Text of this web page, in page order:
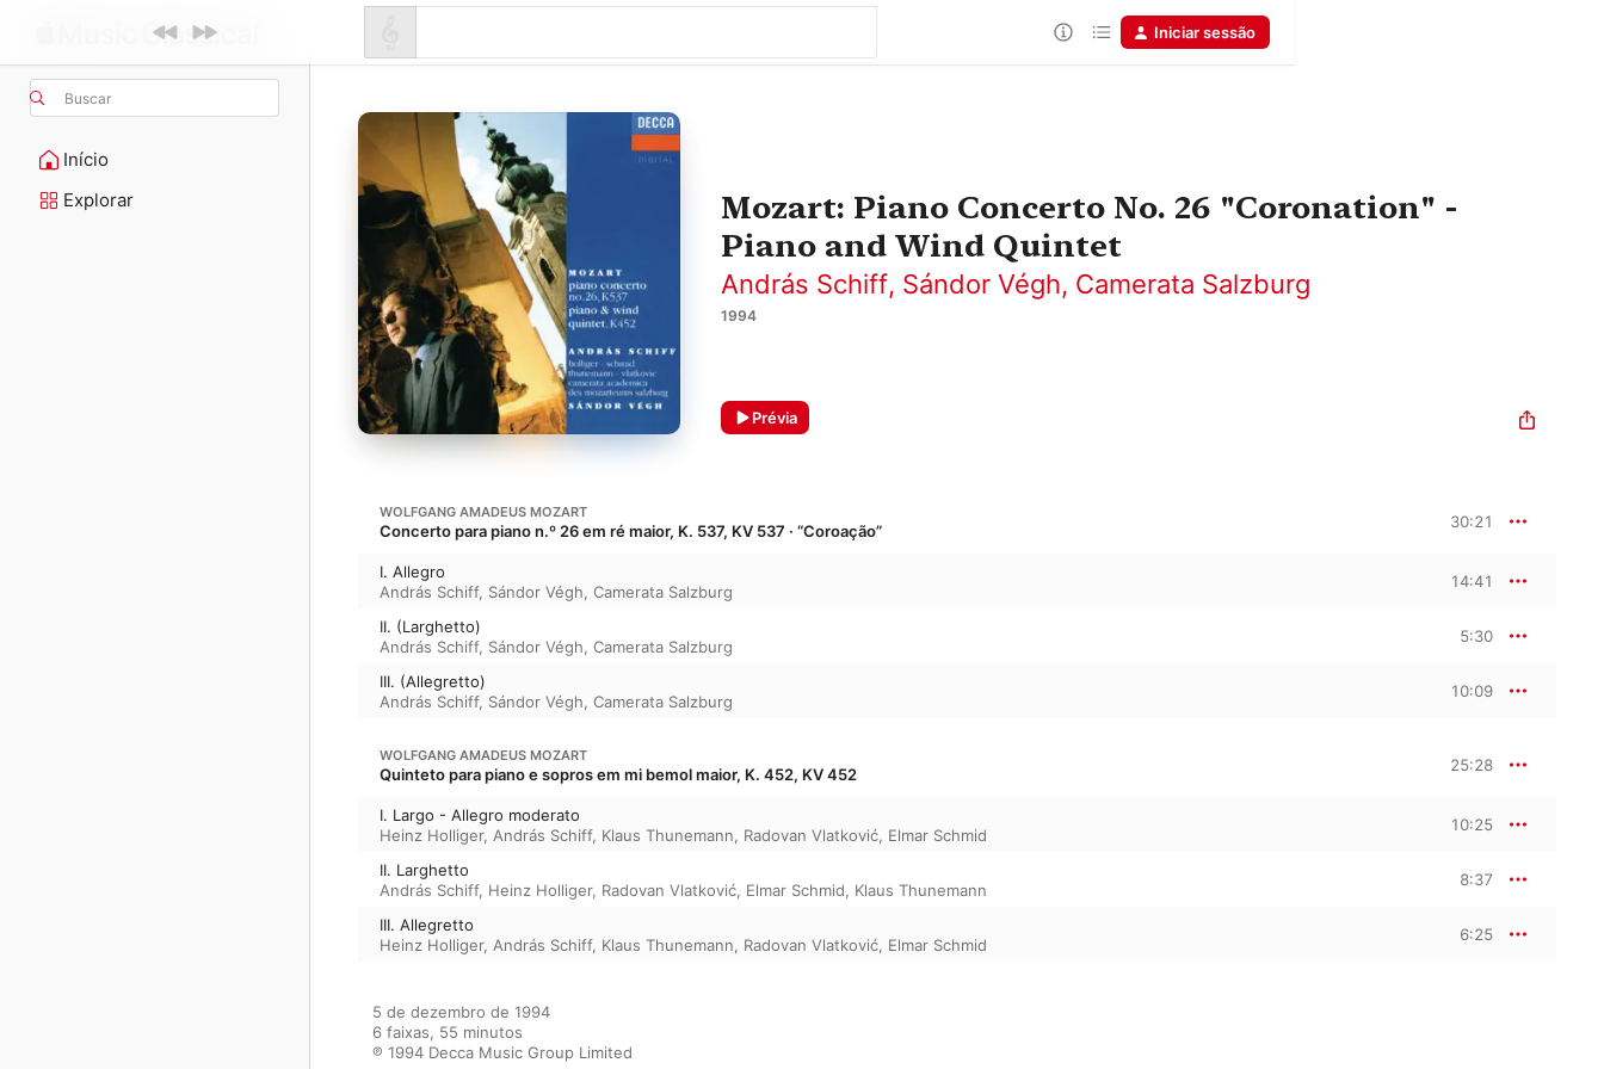
Buscar
Início
Explorar
Iniciar sessão
Mozart: Piano Concerto No. 26 "Coronation" -
Piano and Wind Quintet
András Schiff, Sándor Végh, Camerata Salzburg
1994
Prévia
WOLFGANG AMADEUS MOZART
Concerto para piano n.º 26 em ré maior, K. 537, KV 537 · “Coroação” 30:21
I. Allegro
András Schiff, Sándor Végh, Camerata Salzburg
14:41
II. (Larghetto)
András Schiff, Sándor Végh, Camerata Salzburg
5:30
III. (Allegretto)
András Schiff, Sándor Végh, Camerata Salzburg
10:09
WOLFGANG AMADEUS MOZART
Quinteto para piano e sopros em mi bemol maior, K. 452, KV 452 25:28
I. Largo - Allegro moderato
Heinz Holliger, András Schiff, Klaus Thunemann, Radovan Vlatković, Elmar Schmid
10:25
II. Larghetto
András Schiff, Heinz Holliger, Radovan Vlatković, Elmar Schmid, Klaus Thunemann
8:37
III. Allegretto
Heinz Holliger, András Schiff, Klaus Thunemann, Radovan Vlatković, Elmar Schmid
6:25
5 de dezembro de 1994
6 faixas, 55 minutos
℗ 1994 Decca Music Group Limited